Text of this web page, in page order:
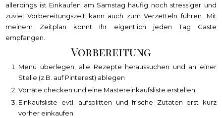
allerdings ist Einkaufen am Samstag häufig noch stressiger und
zuviel Vorbereitungszeit kann auch zum Verzetteln führen. Mit
meinem Zeitplan könnt Ihr eigentlich jeden Tag Gäste
empfangen.
Vorbereitung
Menü überlegen, alle Rezepte heraussuchen und an einer
Stelle (z.B. auf Pinterest) ablegen
Vorräte checken und eine Mastereinkaufsliste erstellen
Einkaufsliste evtl. aufsplitten und frische Zutaten erst kurz
vorher einkaufen